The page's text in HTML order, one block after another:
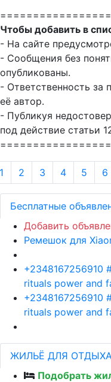
Чтобы добавить в
- На сайте
- Сообщения без
опубликованы.
- Ответственность за
её автор.
- Публикуя
под действие статьи
2 3 4 5 6
Бесплатные
Добавить
Ремешок для
+2348167256910
rituals power and
+2348167256910
rituals power and
ЖИЛЬЁ ДЛЯ
Подобрать